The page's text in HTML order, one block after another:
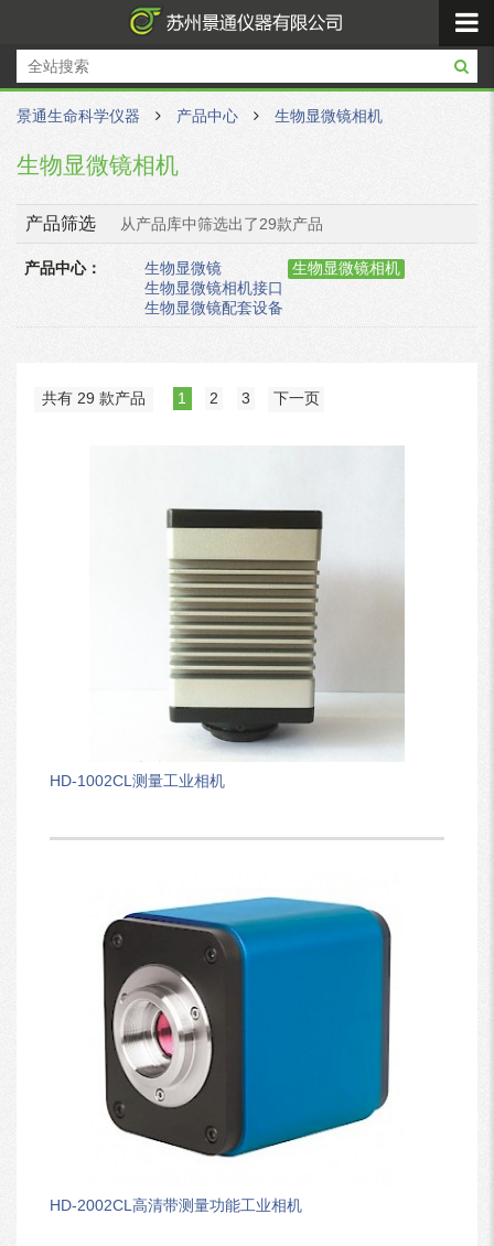
景通生命科学仪器 产品中心 生物显微镜相机
生物显微镜相机
产品筛选 从产品库中筛选出了29款产品
产品中心： 生物显微镜
生物显微镜相机
生物显微镜相机接口
生物显微镜配套设备
共有 29 款产品 1 2 3 下一页
HD-1002CL测量工业相机
HD-2002CL高清带测量功能工业相机